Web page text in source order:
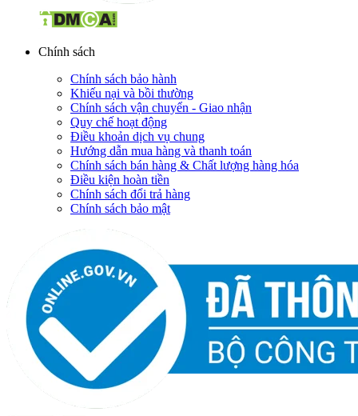
Chính sách
Chính sách bảo hành
Khiếu nại và bồi thường
Chính sách vận chuyển - Giao nhận
Quy chế hoạt động
Điều khoản dịch vụ chung
Hướng dẫn mua hàng và thanh toán
Chính sách bán hàng & Chất lượng hàng hóa
Điều kiện hoàn tiền
Chính sách đổi trả hàng
Chính sách bảo mật